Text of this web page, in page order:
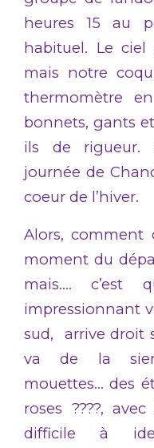
heures 15 au
habituel. Le
mais notre
thermomètre
bonnets, gants
ils de rigueur.
journée de
coeur de l’hiver.
Alors, comment
moment du
mais….
impressionnant
sud, arrive droit
va de la
mouettes… des
roses ????,
difficile à